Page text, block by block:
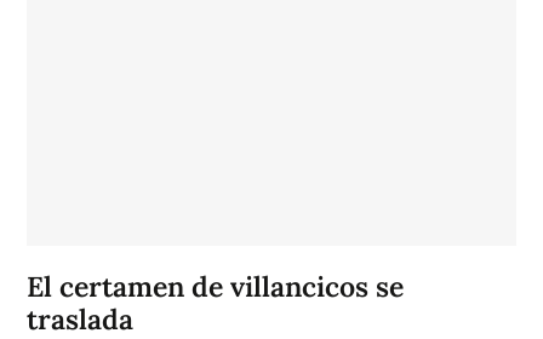
El certamen de villancicos se
traslada